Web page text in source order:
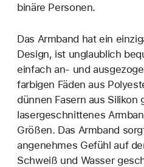
binäre Personen.
Das Armband hat ein
Design, ist unglaublich
einfach an‑ und
farbigen Fäden aus
dünnen Fasern aus Silikon
lasergeschnittenes
Größen. Das Armband
angenehmes Gefühl auf
Schweiß und Wasser